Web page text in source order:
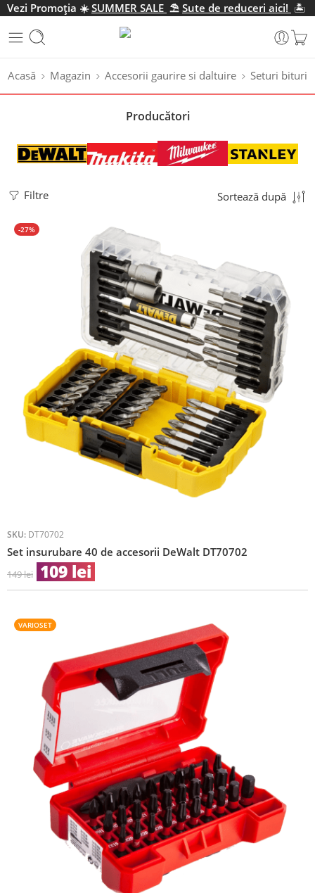
Vezi Promoția ☀️SUMMER SALE ⛱️ Sute de reduceri aici! 🏝️
Acasă Magazin Accesorii gaurire si daltuire Seturi bituri
Producători
Filtre Sortează după
-27%
SKU: DT70702
Set insurubare 40 de accesorii DeWalt DT70702
149lei 109 lei
VARIOSET